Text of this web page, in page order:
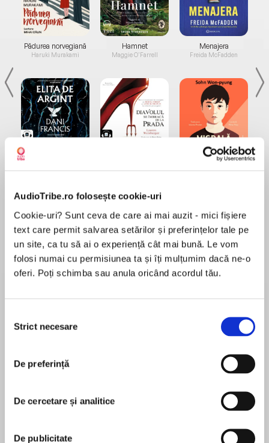
AudioTribe.ro folosește cookie-uri
Cookie-uri? Sunt ceva de care ai mai auzit - mici fișiere
text care permit salvarea setărilor și preferințelor tale pe
un site, ca tu să ai o experiență cât mai bună. Le vom
folosi numai cu permisiunea ta și îți mulțumim dacă ne-o
oferi. Poți schimba sau anula oricând acordul tău.
consimțământului
Strict necesare
De preferință
De cercetare și analitice
De publicitate
Pădurea norvegiană
Haruki Murakami
Elita de Argint (Elita
Hamnet
Maggie O'Farrell
Menajera
Freida McFadden
Migdală
Desprecarte
“A wonderful book….A must-read come holiday
time.” —Roanoke Times
belovedcharacters fromSavannah
dealer Weezie Foley is in a frenzy to do up her
shop right for the Savannah historical district
decorating contest, which she fully intends to
MAI MULT
pentru această carte
Mary Kay Andrews is the New York Times
House Cookbook.A former reporter for the